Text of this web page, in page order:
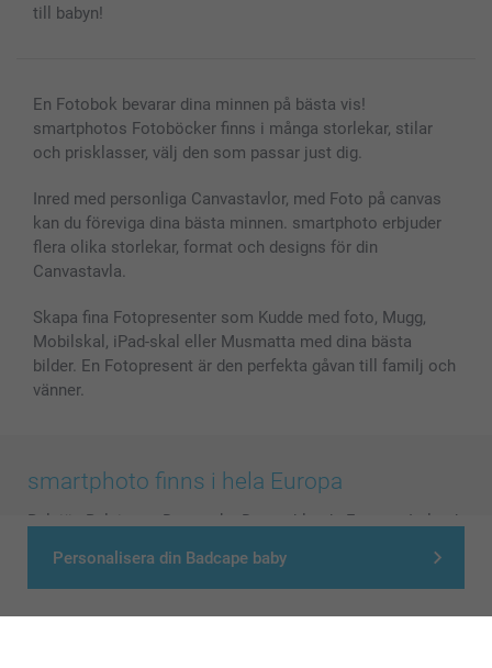
Personalisera din Badcape baby
Alla fotoprodukter
till babyn!
En Fotobok bevarar dina minnen på bästa vis!
smartphotos Fotoböcker finns i många storlekar, stilar
och prisklasser, välj den som passar just dig.
Inred med personliga Canvastavlor, med Foto på canvas
kan du föreviga dina bästa minnen. smartphoto erbjuder
flera olika storlekar, format och designs för din
Canvastavla.
Skapa fina Fotopresenter som Kudde med foto, Mugg,
Mobilskal, iPad-skal eller Musmatta med dina bästa
bilder. En Fotopresent är den perfekta gåvan till familj och
vänner.
smartphoto finns i hela Europa
België Belgique Danmark Deutschland France
Ireland
Nederland - Norge Österreich